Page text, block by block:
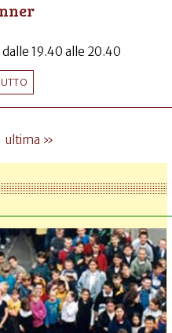
19.40 alle 20.40
ultima »